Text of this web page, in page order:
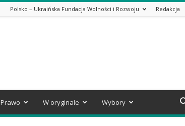
Polsko – Ukraińska Fundacja Wolności i Rozwoju Redakcja
Prawo W oryginale Wybory